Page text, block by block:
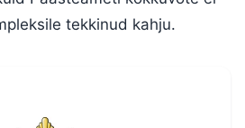
tekkinud kahju.